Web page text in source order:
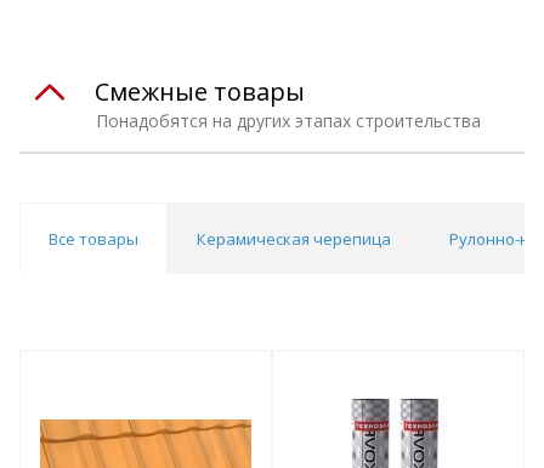
Понадобятся на других этапах строительства
Смежные товары
Все товары Керамическая черепица Рулонно-